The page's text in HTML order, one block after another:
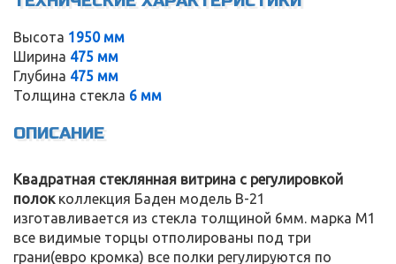
Service
Высота 1950 мм
Ширина 475 мм
Глубина 475 мм
Толщина стекла 6 мм
ОПИСАНИЕ
Квадратная стеклянная витрина с регулировкой
полокколлекция Баден модель В-21
изготавливается из стекла толщиной 6мм. марка М1
все видимые торцы отполированы под три
грани(евро кромка) все полки регулируются по